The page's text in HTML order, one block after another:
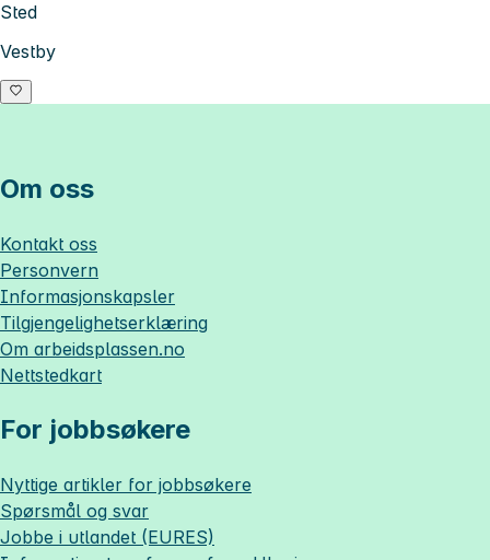
Sted
Vestby
Om oss
Kontakt oss
Personvern
Informasjonskapsler
Tilgjengelighetserklæring
Om arbeidsplassen.no
Nettstedkart
For jobbsøkere
Nyttige artikler for jobbsøkere
Spørsmål og svar
Jobbe i utlandet (EURES)